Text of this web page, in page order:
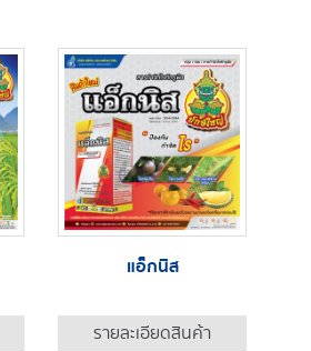
แอ็กนิส
รายละเอียดสินค้า